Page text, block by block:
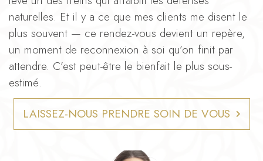
naturelles. Et il y a ce que mes clients me disent le
plus souvent — ce rendez-vous devient un repère,
un moment de reconnexion à soi qu’on finit par
attendre. C’est peut-être le bienfait le plus sous-
estimé.
LAISSEZ-NOUS PRENDRE SOIN DE VOUS